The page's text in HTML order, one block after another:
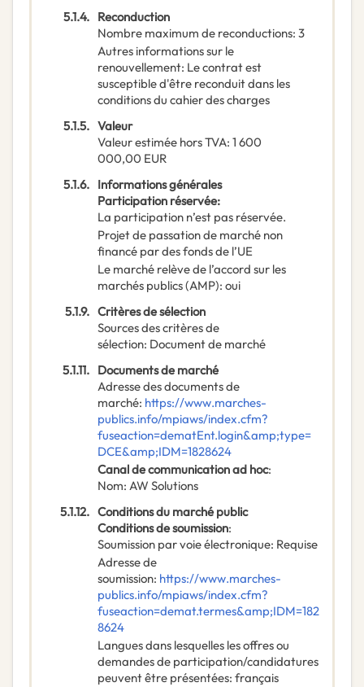
5.1.4. Reconduction
Nombre maximum de reconductions: 3
Autres informations sur le
renouvellement: Le contrat est
susceptible d'être reconduit dans les
conditions du cahier des charges
5.1.5. Valeur
Valeur estimée hors TVA: 1 600
000,00 EUR
5.1.6. Informations générales
Participation réservée:
La participation n’est pas réservée.
Projet de passation de marché non
financé par des fonds de l’UE
Le marché relève de l’accord sur les
marchés publics (AMP): oui
5.1.9. Critères de sélection
Sources des critères de
sélection: Document de marché
5.1.11. Documents de marché
Adresse des documents de
marché: https://www.marches-
publics.info/mpiaws/index.cfm?
fuseaction=dematEnt.login&amp;type=
DCE&amp;IDM=1828624
Canal de communication ad hoc:
Nom: AW Solutions
5.1.12. Conditions du marché public
Conditions de soumission:
Soumission par voie électronique: Requise
Adresse de
soumission: https://www.marches-
publics.info/mpiaws/index.cfm?
fuseaction=demat.termes&amp;IDM=182
8624
Langues dans lesquelles les offres ou
demandes de participation/candidatures
peuvent être présentées: français